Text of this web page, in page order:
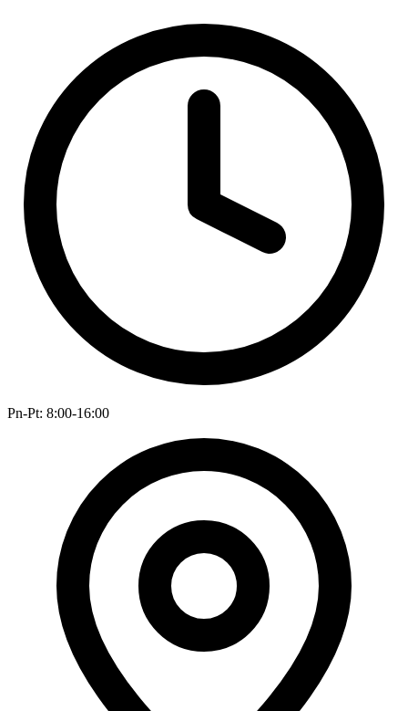
Pn-Pt: 8:00-16:00